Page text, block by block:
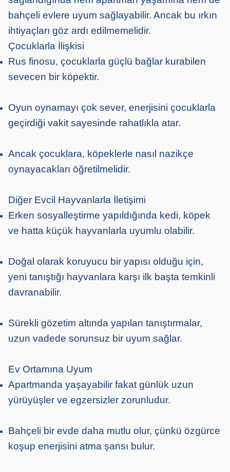
bahçeli evlere uyum sağlayabilir. Ancak bu ırkın
ihtiyaçları göz ardı edilmemelidir.
Çocuklarla İlişkisi
Rus finosu, çocuklarla güçlü bağlar kurabilen
sevecen bir köpektir.
Oyun oynamayı çok sever, enerjisini çocuklarla
geçirdiği vakit sayesinde rahatlıkla atar.
Ancak çocuklara, köpeklerle nasıl nazikçe
oynayacakları öğretilmelidir.
Diğer Evcil Hayvanlarla İletişimi
Erken sosyalleştirme yapıldığında kedi, köpek
ve hatta küçük hayvanlarla uyumlu olabilir.
Doğal olarak koruyucu bir yapısı olduğu için,
yeni tanıştığı hayvanlara karşı ilk başta temkinli
davranabilir.
Sürekli gözetim altında yapılan tanıştırmalar,
uzun vadede sorunsuz bir uyum sağlar.
Ev Ortamına Uyum
Apartmanda yaşayabilir fakat günlük uzun
yürüyüşler ve egzersizler zorunludur.
Bahçeli bir evde daha mutlu olur, çünkü özgürce
koşup enerjisini atma şansı bulur.